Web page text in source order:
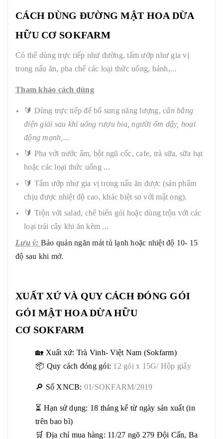
CÁCH DÙNG ĐƯỜNGMẬT HOA DỪA
HỮU CƠ SOKFARM
Có thể dùng trực tiếp như đường, tẩm ướp như gia vị
trong nấu ăn, pha chế các loại thức uống, bánh,...
Tham khảo cách dùng
🔰 Dùng trực tiếp để bổ sung năng lượng, cân bằng
điện giải sau khi uống rượu bia, người ốm dậy, hoạt
động mạnh,...
🔰 Pha với nước ấm, bột ngũ cốc, cafe, trà sữa, sữa hạt
hoặc các loại thức uống ...
🔰 Tẩm ướp như gia vị trong nấu ăn được (sản phẩm
chịu được nhiệt độ cao, khác biệt so với mật ong).
🔰 Trộn với salad, chế biến gỏi hoặc dùng trộn với các
loại trái cây khi ăn kèm ...
Lưu ý: Bảo quản ngăn mát tủ lạnh hoặc nhiệt độ 10- 15
độ sau khi mở.
XUẤT XỨ VÀ QUY CÁCH ĐÓNG GÓI
GÓI MẬT HOA DỪA HỮU
CƠ SOKFARM
🏡 Xuất xứ: Trà Vinh- Việt Nam (Sokfarm)
📦 Quy cách đóng gói: 12 gói x 15G/ Hộp giấy
🔎 Số XNCB: 01/SOKFARM/2019
⏳ Hạn sử dụng: 18 tháng kể từ ngày sản xuất (in
trên bao bì)
🛒 Địa chỉ mua hàng: 11/27 ngõ 279 Đội Cấn, Ba